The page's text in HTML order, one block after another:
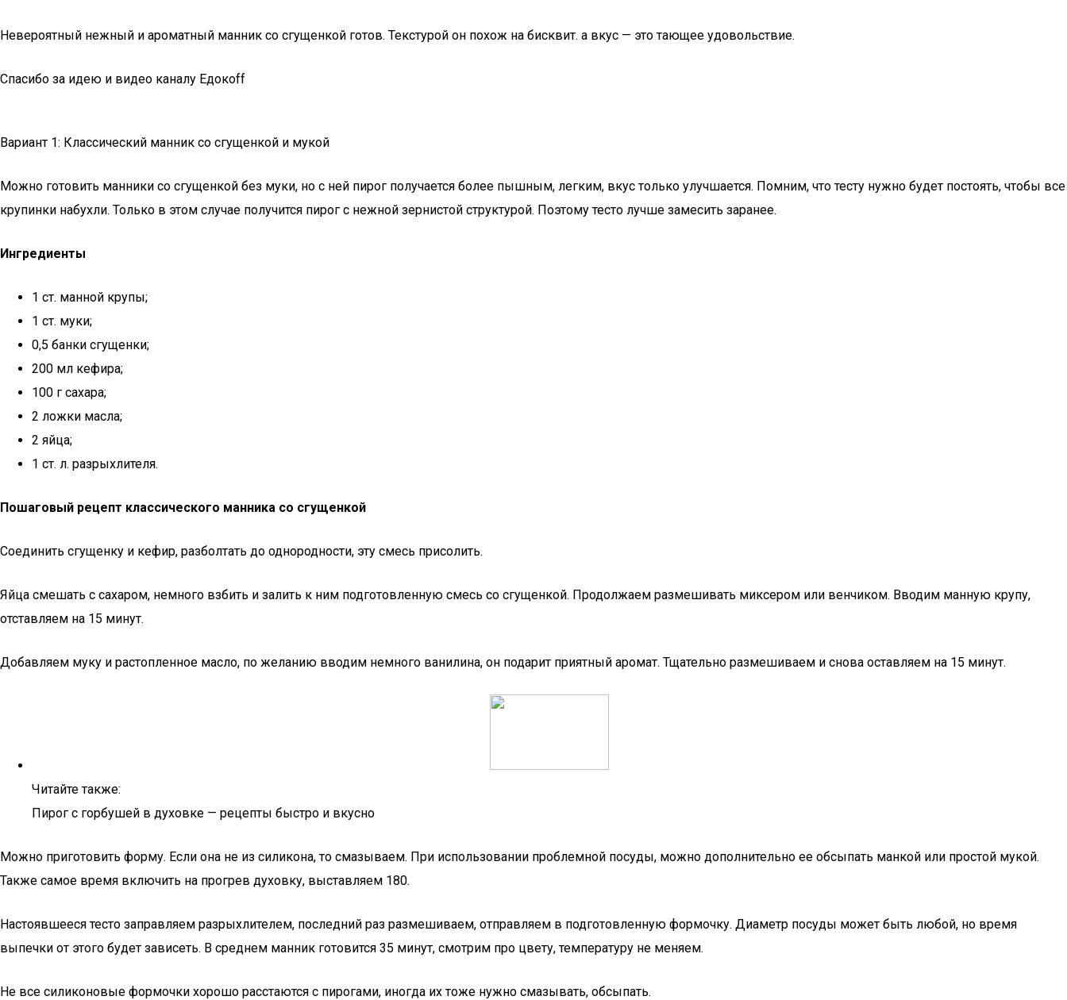
Невероятный нежный и ароматный манник со сгущенкой готов. Текстурой он похож на бисквит. а вкус — это тающее удовольствие.
Спасибо за идею и видео каналу Едокoff
Вариант 1: Классический манник со сгущенкой и мукой
Можно готовить манники со сгущенкой без муки, но с ней пирог получается более пышным, легким, вкус только улучшается. Помним, что тесту нужно будет постоять, чтобы все
крупинки набухли. Только в этом случае получится пирог с нежной зернистой структурой. Поэтому тесто лучше замесить заранее.
Ингредиенты
1 ст. манной крупы;
1 ст. муки;
0,5 банки сгущенки;
200 мл кефира;
100 г сахара;
2 ложки масла;
2 яйца;
1 ст. л. разрыхлителя.
Пошаговый рецепт классического манника со сгущенкой
Соединить сгущенку и кефир, разболтать до однородности, эту смесь присолить.
Яйца смешать с сахаром, немного взбить и залить к ним подготовленную смесь со сгущенкой. Продолжаем размешивать миксером или венчиком. Вводим манную крупу,
отставляем на 15 минут.
Добавляем муку и растопленное масло, по желанию вводим немного ванилина, он подарит приятный аромат. Тщательно размешиваем и снова оставляем на 15 минут.
Читайте также:
Пирог с горбушей в духовке — рецепты быстро и вкусно
Можно приготовить форму. Если она не из силикона, то смазываем. При использовании проблемной посуды, можно дополнительно ее обсыпать манкой или простой мукой.
Также самое время включить на прогрев духовку, выставляем 180.
Настоявшееся тесто заправляем разрыхлителем, последний раз размешиваем, отправляем в подготовленную формочку. Диаметр посуды может быть любой, но время
выпечки от этого будет зависеть. В среднем манник готовится 35 минут, смотрим про цвету, температуру не меняем.
Не все силиконовые формочки хорошо расстаются с пирогами, иногда их тоже нужно смазывать, обсыпать.